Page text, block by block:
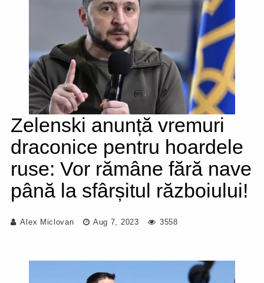
Zelenski anunță vremuri
draconice pentru hoardele
ruse: Vor rămâne fără nave
până la sfârșitul războiului!
Alex Miclovan Aug 7, 2023 3558